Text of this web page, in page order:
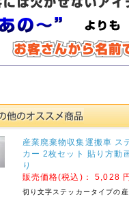
産業廃棄物収集運搬車 ス
カー 2枚セット 貼り方動
り
販売価格(税込)：
5,028
切り文字ステッカータイプの